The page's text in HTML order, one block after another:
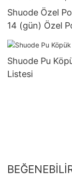
Shuode Özel
14 (gün) Özel
Shuode Pu
Listesi